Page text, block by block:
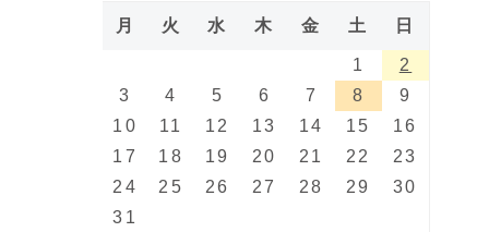
月 火 水 木 金 土 日
1
2
3
4 5 6 7 8
9
10
11 12 13 14 15
16
17
18 19 20 21 22
23
24
25 26 27 28 29
30
31